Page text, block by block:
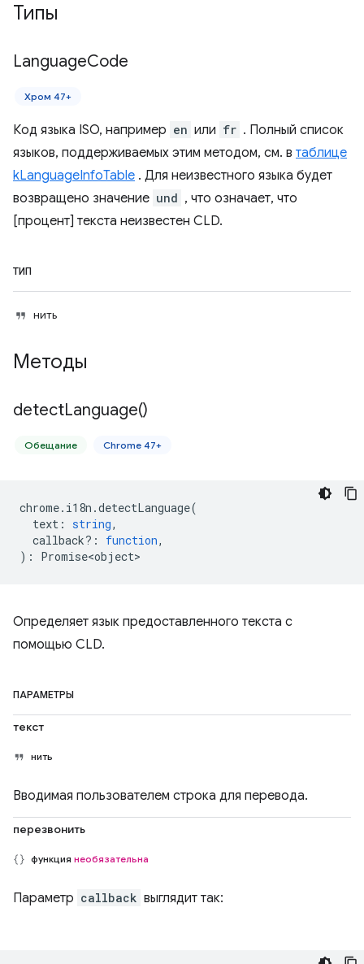
Типы
LanguageCode
Хром 47+
Код языка ISO, например en или fr . Полный список
языков, поддерживаемых этим методом, см. в таблице
kLanguageInfoTable . Для неизвестного языка будет
возвращено значение und , что означает, что
[процент] текста неизвестен CLD.
ТИП
нить
Методы
detectLanguage()
Обещание Chrome 47+
chrome. i18n .detectLanguage(
text : string,
callback? : function,
) : Promise<object>
Определяет язык предоставленного текста с
помощью CLD.
ПАРАМЕТРЫ
текст
нить
Вводимая пользователем строка для перевода.
перезвонить
функция необязательна
Параметр callback выглядит так: